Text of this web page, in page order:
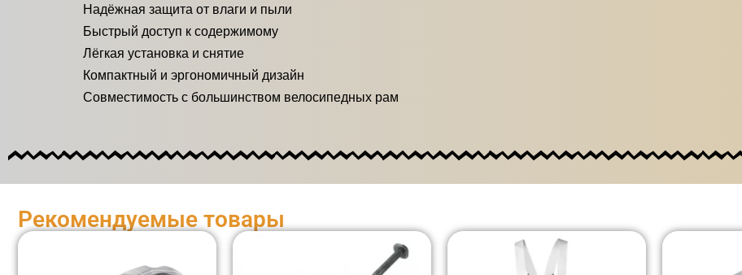
Надёжная защита от влаги и пыли
Быстрый доступ к содержимому
Лёгкая установка и снятие
Компактный и эргономичный дизайн
Совместимость с большинством велосипедных рам
Рекомендуемые товары